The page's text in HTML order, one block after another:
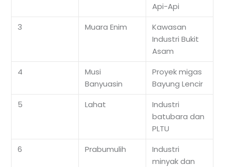
Api-Api
3
Muara Enim
Kawasan
Industri Bukit
Asam
4
Musi
Banyuasin
Proyek migas
Bayung Lencir
5
Lahat
Industri
batubara dan
PLTU
6
Prabumulih
Industri
minyak dan